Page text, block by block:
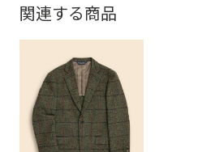
関連する商品